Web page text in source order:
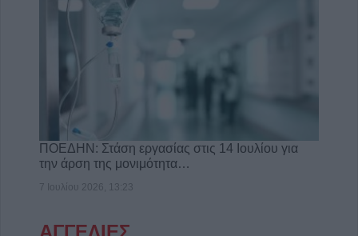
ΠΟΕΔΗΝ: Στάση εργασίας στις 14 Ιουλίου για
την άρση της μονιμότητα…
7 Ιουλίου 2026, 13:23